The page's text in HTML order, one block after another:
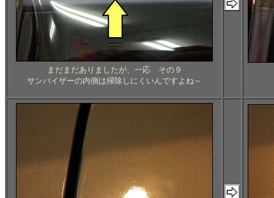
まだまだありましたが、一応 その９
サンバイザーの内側は掃除しにくいんですよね～